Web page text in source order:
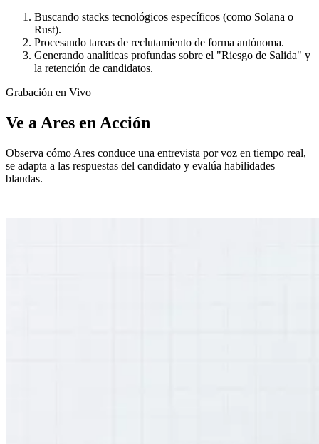
Buscando stacks tecnológicos específicos (como Solana o
Rust).
Procesando tareas de reclutamiento de forma autónoma.
Generando analíticas profundas sobre el "Riesgo de Salida" y
la retención de candidatos.
Grabación en Vivo
Ve a Ares en Acción
Observa cómo Ares conduce una entrevista por voz en tiempo real,
se adapta a las respuestas del candidato y evalúa habilidades
blandas.